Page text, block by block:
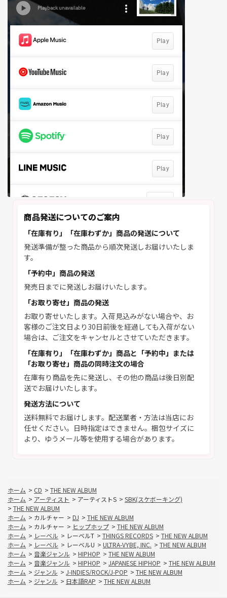
商品発送についてのご案内
「在庫有り」「在庫わずか」商品の発送について
発送準備が整った商品から順次発送しお届けいたしま
す。
「予約中」商品の発送
発売日までに発送しお届けいたします。
「お取り寄せ」商品の発送
お取り寄せいたします。入荷見込みがない場合や、お
客様のご注文日より30日前後を経過しても入荷がない
場合は、ご注文をキャンセルとさせていただきます。
「在庫有り」「在庫わずか」商品と「予約中」または
「お取り寄せ」商品の同時注文の場合
在庫有り商品を先に発送し、その他の商品は後日別配
送でお届けいたします。
発送方法について
送料無料でお届けします。配送業者・方法は当店にお
任せください。日時指定はできません。梱包サイズに
より、ゆうメール等を使用する場合があります。
ホーム > CD > THE NEW ALBUM
ホーム > アーティスト > アーティストS > SBK(スケボーキング)
> THE NEW ALBUM
ホーム > カルチャー > DJ > THE NEW ALBUM
ホーム > カルチャー > ヒップホップ > THE NEW ALBUM
ホーム > レーベル > レーベルT > THINGS RECORDS > THE NEW ALBUM
ホーム > レーベル > レーベルU > ULTRA-VYBE, INC. > THE NEW ALBUM
ホーム > 音楽ジャンル > HIPHOP > THE NEW ALBUM
ホーム > 音楽ジャンル > HIPHOP > JAPANESE HIPHOP > THE NEW ALBUM
ホーム > ジャンル > J-INDIES/ROCK/J-POP > THE NEW ALBUM
ホーム > ジャンル > 日本語RAP > THE NEW ALBUM